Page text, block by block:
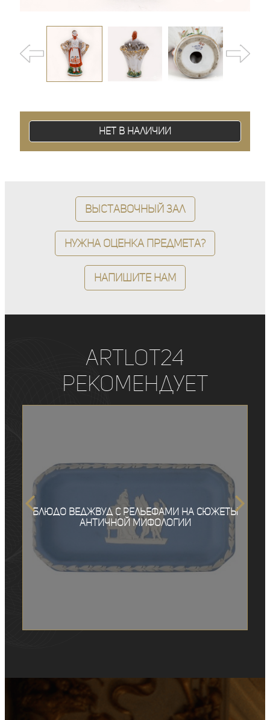
Нет в наличии
Выставочный зал
Нужна оценка предмета?
Напишите нам
ArtLot24
рекомендует
Блюдо Веджвуд с рельефами на сюжеты
античной мифологии